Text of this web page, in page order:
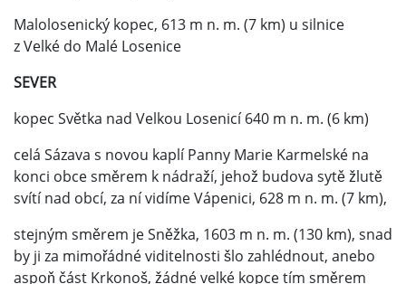
Malolosenický kopec, 613 m n. m. (7 km) u silnice
z Velké do Malé Losenice
SEVER
kopec Světka nad Velkou Losenicí 640 m n. m. (6 km)
celá Sázava s novou kaplí Panny Marie Karmelské na
konci obce směrem k nádraží, jehož budova sytě žlutě
svítí nad obcí, za ní vidíme Vápenici, 628 m n. m. (7 km),
stejným směrem je Sněžka, 1603 m n. m. (130 km), snad
by ji za mimořádné viditelnosti šlo zahlédnout, anebo
aspoň část Krkonoš, žádné velké kopce tím směrem